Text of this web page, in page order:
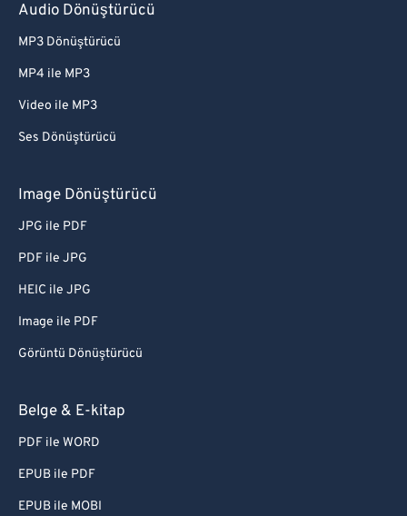
Audio Dönüştürücü
MP3 Dönüştürücü
MP4 ile MP3
Video ile MP3
Ses Dönüştürücü
Image Dönüştürücü
JPG ile PDF
PDF ile JPG
HEIC ile JPG
Image ile PDF
Görüntü Dönüştürücü
Belge & E-kitap
PDF ile WORD
EPUB ile PDF
EPUB ile MOBI